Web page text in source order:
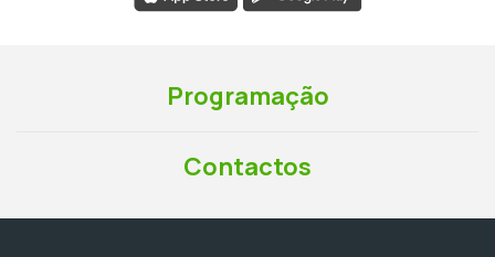
Programação
Contactos